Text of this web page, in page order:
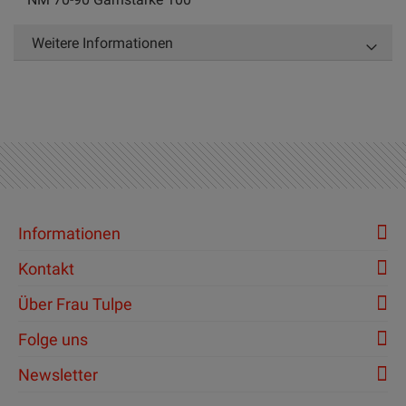
Weitere Informationen
Informationen
Kontakt
Über Frau Tulpe
Folge uns
Newsletter